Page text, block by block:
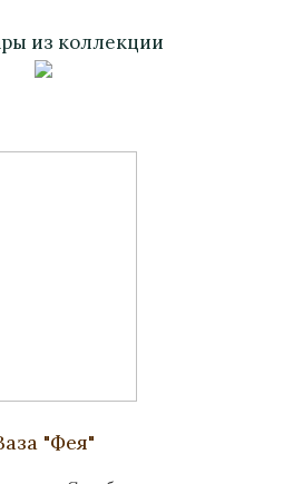
из коллекции
"Фея"